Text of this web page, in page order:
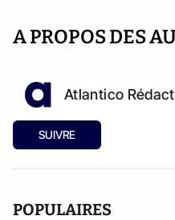
A PROPOS DES
Atlantico
SUIVRE
POPULAIRES